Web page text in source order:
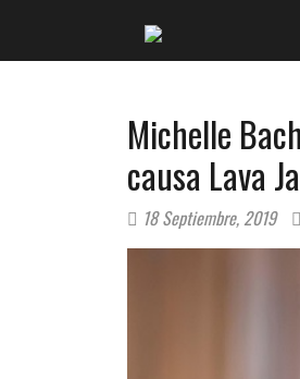
Michelle
causa Lava
18 Septiembre, 2019